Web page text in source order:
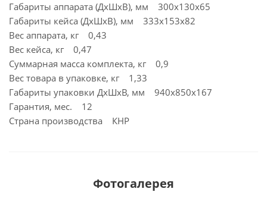
Габариты аппарата (ДхШхВ), мм 300х130х65
Габариты кейса (ДхШхВ), мм 333х153х82
Вес аппарата, кг 0,43
Вес кейса, кг 0,47
Суммарная масса комплекта, кг 0,9
Вес товара в упаковке, кг 1,33
Габариты упаковки ДхШхВ, мм 940x850x167
Гарантия, мес. 12
Страна производства КНР
Фотогалерея